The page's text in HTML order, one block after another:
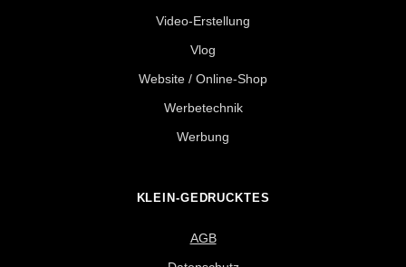
Video-Erstellung
Vlog
Website / Online-Shop
Werbetechnik
Werbung
KLEIN-GEDRUCKTES
AGB